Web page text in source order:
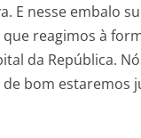
E nesse embalo
reagimos à
da República.
bom estaremos